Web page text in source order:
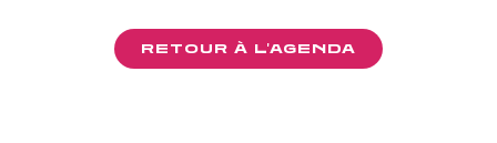
RETOUR À L'AGENDA